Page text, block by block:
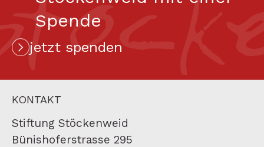
Spende
jetzt spenden
KONTAKT
Stiftung Stöckenweid
Bünishoferstrasse 295